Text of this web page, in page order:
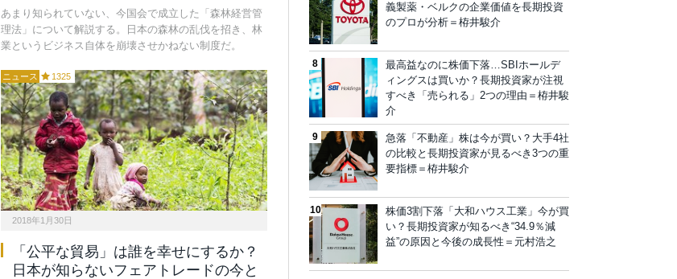
あまり知られていない、今国会で成立した「森林経営管
理法」について解説する。日本の森林の乱伐を招き、林
業というビジネス自体を崩壊させかねない制度だ。
ニュース 1325
2018年1月30日
「公平な貿易」は誰を幸せにするか？
日本が知らないフェアトレードの今と
義製薬・ベルクの企業価値を長期投資
のプロが分析＝栫井駿介
最高益なのに株価下落…SBIホールデ
ィングスは買いか？長期投資家が注視
すべき「売られる」2つの理由＝栫井駿
介
急落「不動産」株は今が買い？大手4社
の比較と長期投資家が見るべき3つの重
要指標＝栫井駿介
株価3割下落「大和ハウス工業」今が買
い？長期投資家が知るべき“34.9％減
益”の原因と今後の成長性＝元村浩之